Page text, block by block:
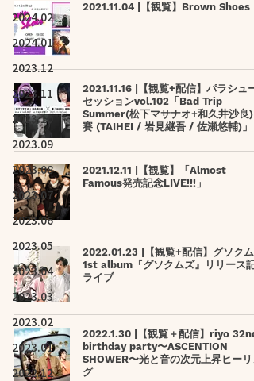
2024.02
2024.01
2023.12
2023.11
2023.10
2023.09
2023.08
2023.07
2023.06
2023.05
2023.04
2023.03
2023.02
2023.01
2022.12
2021.11.04 |【観覧】Brown Shoes
2021.11.16 |【観覧+配信】パラシュ
セッションvol.102「Bad Trip
Summer(松下マサナオ+和久井沙良)
賽 (TAIHEI / 岩見継吾 / 佐瀬悠輔)」
2021.12.11 |【観覧】「Almost
Famous発売記念LIVE!!!」
2022.01.23 |【観覧+配信】グソクム
1st album『グソクムズ』リリース記
ライブ
2022.1.30 |【観覧＋配信】riyo 32nd
birthday party〜ASCENTION
SHOWER〜光と音の次元上昇ヒーリ
グ